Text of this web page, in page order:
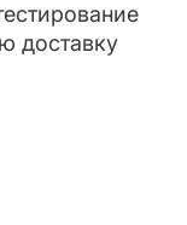
доставку